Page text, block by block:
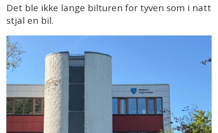
Det ble ikke lange bilturen for tyven som i natt
stjal en bil.